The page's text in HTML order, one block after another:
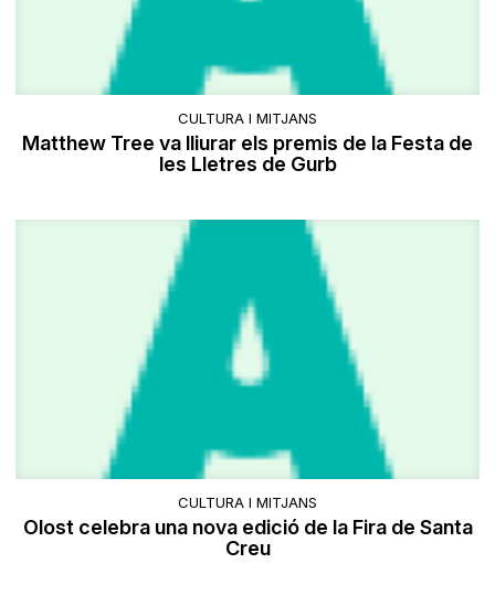
CULTURA I MITJANS
Matthew Tree va lliurar els premis de la Festa de
les Lletres de Gurb
CULTURA I MITJANS
Olost celebra una nova edició de la Fira de Santa
Creu